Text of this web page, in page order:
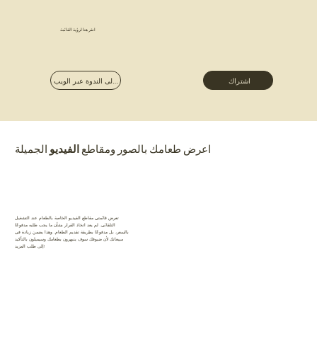
انضم إلى الندوة عبر الويب اشتراك
انقر هنا لرؤية القائمة
اعرض طعامك بالصور ومقاطع الفيديو الجميلة
تعرض قائمتي مقاطع الفيديو الخاصة بالطعام عند التشغيل
التلقائي. لم يعد اتخاذ القرار بشأن ما يجب طلبه مدفوعًا
بالسعر، بل مدفوعًا بطريقة تقديم الطعام. وهذا يضمن زيادة في
مبيعاتك لأن ضيوفك سوف ينبهرون بطعامك وسيميلون بالتأكيد
إلى طلب المزيد!